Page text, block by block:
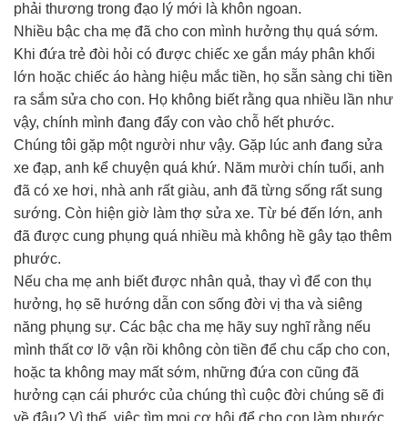
phải thương trong đạo lý mới là khôn ngoan.
Nhiều bậc cha mẹ đã cho con mình hưởng thụ quá sớm.
Khi đứa trẻ đòi hỏi có được chiếc xe gắn máy phân khối
lớn hoặc chiếc áo hàng hiệu mắc tiền, họ sẵn sàng chi tiền
ra sắm sửa cho con. Họ không biết rằng qua nhiều lần như
vậy, chính mình đang đẩy con vào chỗ hết phước.
Chúng tôi gặp một người như vậy. Gặp lúc anh đang sửa
xe đạp, anh kể chuyện quá khứ. Năm mười chín tuổi, anh
đã có xe hơi, nhà anh rất giàu, anh đã từng sống rất sung
sướng. Còn hiện giờ làm thợ sửa xe. Từ bé đến lớn, anh
đã được cung phụng quá nhiều mà không hề gây tạo thêm
phước.
Nếu cha mẹ anh biết được nhân quả, thay vì để con thụ
hưởng, họ sẽ hướng dẫn con sống đời vị tha và siêng
năng phụng sự. Các bậc cha mẹ hãy suy nghĩ rằng nếu
mình thất cơ lỡ vận rồi không còn tiền để chu cấp cho con,
hoặc ta không may mất sớm, những đứa con cũng đã
hưởng cạn cái phước của chúng thì cuộc đời chúng sẽ đi